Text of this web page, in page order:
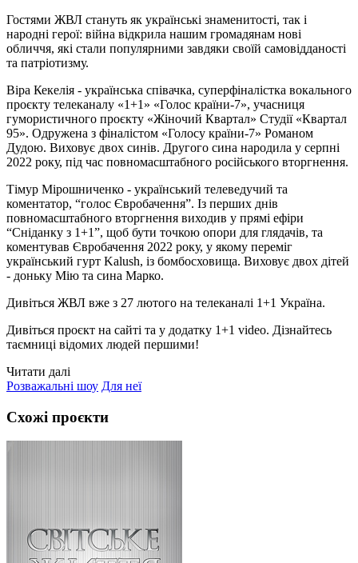
Гостями ЖВЛ стануть як українські знаменитості, так і
народні герої: війна відкрила нашим громадянам нові
обличчя, які стали популярними завдяки своїй самовідданості
та патріотизму.
Віра Кекелія - українська співачка, суперфіналістка вокального
проєкту телеканалу «1+1» «Голос країни-7», учасниця
гумористичного проєкту «Жіночий Квартал» Студії «Квартал
95». Одружена з фіналістом «Голосу країни-7» Романом
Дудою. Виховує двох синів. Другого сина народила у серпні
2022 року, під час повномасштабного російського вторгнення.
Тімур Мірошниченко - український телеведучий та
коментатор, “голос Євробачення”. Із перших днів
повномасштабного вторгнення виходив у прямі ефіри
“Сніданку з 1+1”, щоб бути точкою опори для глядачів, та
коментував Євробачення 2022 року, у якому переміг
український гурт Kalush, із бомбосховища. Виховує двох дітей
- доньку Мію та сина Марко.
Дивіться ЖВЛ вже з 27 лютого на телеканалі 1+1 Україна.
Дивіться проєкт на сайті та у додатку 1+1 video. Дізнайтесь
таємниці відомих людей першими!
Читати далі
Розважальні шоу Для неї
Схожі проєкти